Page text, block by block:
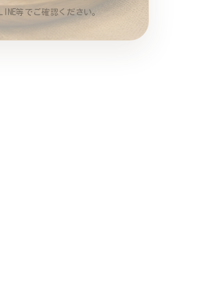
等でご確認ください。